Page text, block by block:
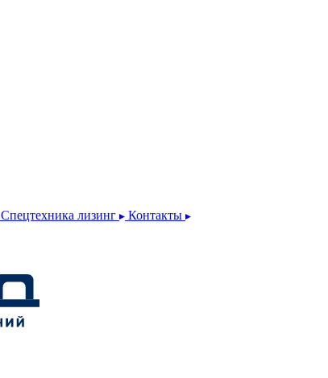
Спецтехника лизинг Контакты